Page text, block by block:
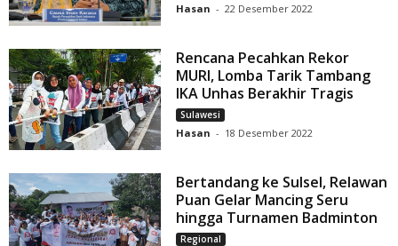
Hasan - 22 Desember 2022
Rencana Pecahkan Rekor
MURI, Lomba Tarik Tambang
IKA Unhas Berakhir Tragis
Sulawesi
Hasan - 18 Desember 2022
Bertandang ke Sulsel, Relawan
Puan Gelar Mancing Seru
hingga Turnamen Badminton
Regional